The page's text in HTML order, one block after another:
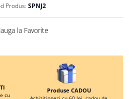
1 Persoana
3D, 1
Produs: SPNJ2
la Favorite
cu
Produse CADOU